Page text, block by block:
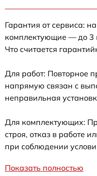
Гарантия от сервиса:
комплектующие — до 3
Что считается
Для работ: Повторное
напрямую связан с
неправильная
Для комплектующих:
строя, отказ в работе
при соблюдении
Показать полностью